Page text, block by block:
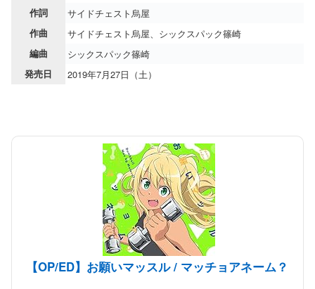
作詞 サイドチェスト烏屋
作曲 サイドチェスト烏屋、シックスパック篠崎
編曲 シックスパック篠崎
発売日 2019年7月27日（土）
【OP/ED】お願いマッスル / マッチョアネーム？